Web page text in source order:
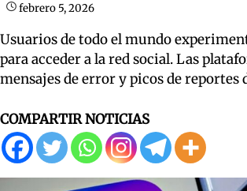
febrero 5, 2026
Usuarios de todo el mundo
para acceder a la red social. Las
mensajes de error y picos de reportes
COMPARTIR NOTICIAS